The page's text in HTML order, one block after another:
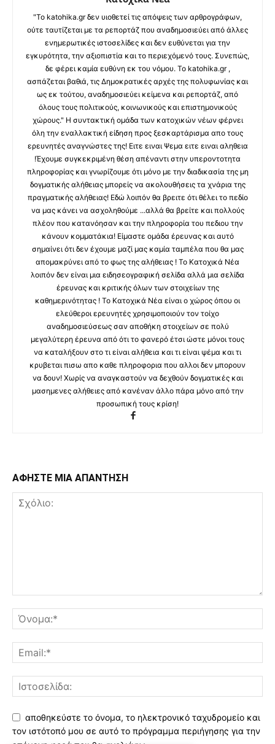
"Το katohika.gr δεν υιοθετεί τις απόψεις των αρθρογράφων,
ούτε ταυτίζεται με τα ρεπορτάζ που αναδημοσιεύει από άλλες
ενημερωτικές ιστοσελίδες και δεν ευθύνεται για την
εγκυρότητα, την αξιοπιστία και το περιεχόμενό τους. Συνεπώς,
δε φέρει καμία ευθύνη εκ του νόμου. Το katohika.gr ,
ασπάζεται βαθιά, τις Δημοκρατικές αρχές της πολυφωνίας και
ως εκ τούτου, αναδημοσιεύει κείμενα και ρεπορτάζ, από
όλους τους πολιτικούς, κοινωνικούς και επιστημονικούς
χώρους." Η συντακτική ομάδα των κατοχικών νέων φέρνει
όλη την εναλλακτική είδηση προς ξεσκαρτάρισμα απο τους
ερευνητές αναγνώστες της! Ειτε ειναι Ψεμα ειτε ειναι αληθεια
!Έχουμε συγκεκριμένη θέση απέναντι στην υπεροντοτητα
πληροφορίας και γνωρίζουμε ότι μόνο με την διαδικασία της μη
δογματικής αλήθειας μπορείς να ακολουθήσεις τα χνάρια της
πραγματικής αλήθειας! Εδώ λοιπόν θα βρειτε ότι θέλει το πεδίο
να μας κάνει να ασχοληθούμε ...αλλά θα βρείτε και πολλούς
πλέον που κατανόησαν και την πληροφορία του πεδιου την
κάνουν κομματάκια! Είμαστε ομάδα έρευνας και αυτό
σημαίνει ότι δεν έχουμε μαζί μας καμία ταμπέλα που θα μας
απομακρύνει από το φως της αλήθειας ! Το Κατοχικά Νέα
λοιπόν δεν είναι μια ειδησεογραφική σελίδα αλλά μια σελίδα
έρευνας και κριτικής όλων των στοιχείων της
καθημερινότητας ! Το Κατοχικά Νέα είναι ο χώρος όπου οι
ελεύθεροι ερευνητές χρησιμοποιούν τον τοίχο
αναδημοσιεύσεως σαν αποθήκη στοιχείων σε πολύ
μεγαλύτερη έρευνα από ότι το φανερό έτσι ώστε μόνοι τους
να καταλήξουν στο τι είναι αλήθεια και τι είναι ψέμα και τι
κρυβεται πισω απο καθε πληροφορια που αλλοι δεν μπορουν
να δουν! Χωρίς να αναγκαστούν να δεχθούν δογματικές και
μασημενες αλήθειες από κανέναν άλλο πάρα μόνο από την
προσωπική τους κρίση!
ΑΦΗΣΤΕ ΜΙΑ ΑΠΑΝΤΗΣΗ
αποθηκεύστε το όνομα, το ηλεκτρονικό ταχυδρομείο και
τον ιστότοπό μου σε αυτό το πρόγραμμα περιήγησης για την